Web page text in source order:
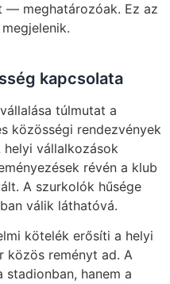
— meghatározóak. Ez az
kapcsolata
túlmutat a
közösségi rendezvények
vállalkozások
révén a klub
A szurkolók hűsége
válik láthatóvá.
kötelék erősíti a helyi
közös reményt ad. A
hanem a